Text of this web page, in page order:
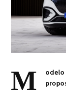
M
odelo